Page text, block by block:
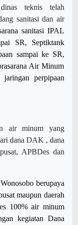
teknis telah
sanitasi dan air
sanitasiIPAL
SR, Septiktank
sampai ke SR,
Air Minum
jaringan perpipaan
air minum yang
dana DAK , dana
APBDes dan
berupaya
maupun daerah
100% air minum
kegiatan Dana